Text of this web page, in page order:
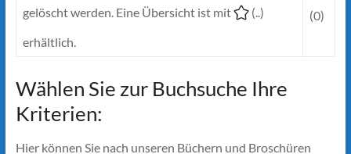
gelöscht werden. Eine Übersicht ist mit
(..)
erhältlich.
(0)
Wählen Sie zur Buchsuche Ihre
Kriterien:
Hier können Sie nach unseren Büchern und Broschüren